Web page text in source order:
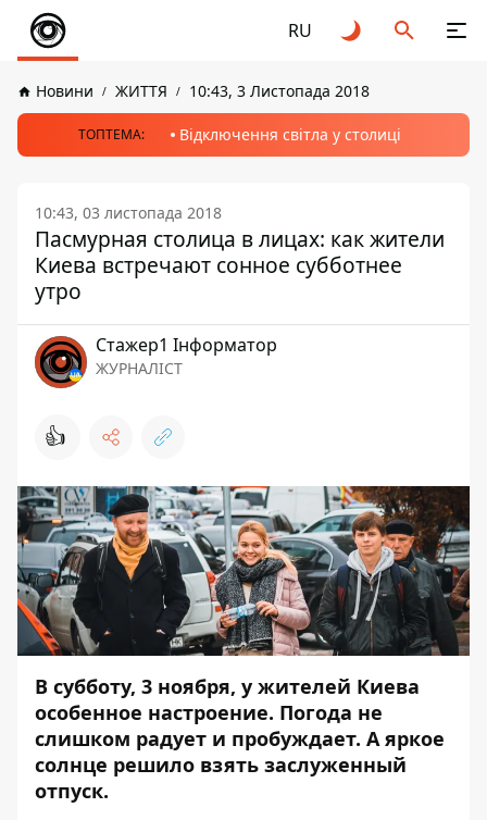
RU
Новини ЖИТТЯ 10:43, 3 Листопада 2018
ТОПТЕМА: Відключення світла у столиці
10:43, 03 листопада 2018
Пасмурная столица в лицах: как жители
Киева встречают сонное субботнее
утро
Стажер1 Інформатор
ЖУРНАЛІСТ
👍
В субботу, 3 ноября, у жителей Киева
особенное настроение. Погода не
слишком радует и пробуждает. А яркое
солнце решило взять заслуженный
отпуск.